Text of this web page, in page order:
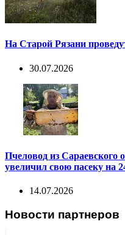
На Старой Рязани
30.07.2026
Пчеловод из Сараевского
увеличил свою пасеку на
14.07.2026
Новости партнеров